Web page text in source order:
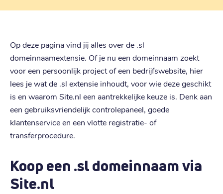
Op deze pagina vind jij alles over de .sl
domeinnaamextensie. Of je nu een domeinnaam zoekt
voor een persoonlijk project of een bedrijfswebsite, hier
lees je wat de .sl extensie inhoudt, voor wie deze geschikt
is en waarom Site.nl een aantrekkelijke keuze is. Denk aan
een gebruiksvriendelijk controlepaneel, goede
klantenservice en een vlotte registratie- of
transferprocedure.
Koop een .sl domeinnaam via
Site.nl